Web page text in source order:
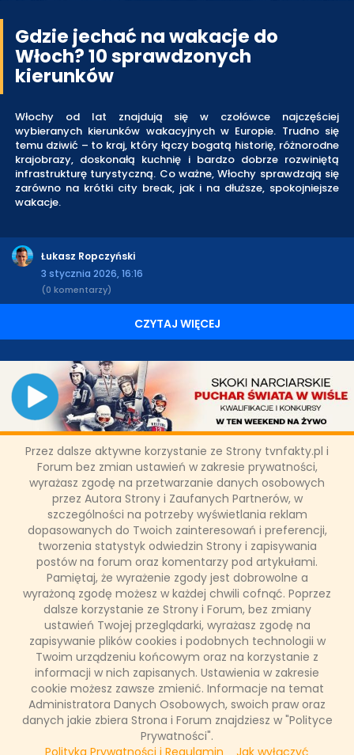
Przez dalsze aktywne korzystanie ze Strony tvnfakty.pl i
Forum bez zmian ustawień w zakresie prywatności,
wyrażasz zgodę na przetwarzanie danych osobowych
przez Autora Strony i Zaufanych Partnerów, w
szczególności na potrzeby wyświetlania reklam
dopasowanych do Twoich zainteresowań i preferencji,
tworzenia statystyk odwiedzin Strony i zapisywania
postów na forum oraz komentarzy pod artykułami.
Pamiętaj, że wyrażenie zgody jest dobrowolne a
wyrażoną zgodę możesz w każdej chwili cofnąć. Poprzez
dalsze korzystanie ze Strony i Forum, bez zmiany
ustawień Twojej przeglądarki, wyrażasz zgodę na
zapisywanie plików cookies i podobnych technologii w
Twoim urządzeniu końcowym oraz na korzystanie z
informacji w nich zapisanych. Ustawienia w zakresie
cookie możesz zawsze zmienić. Informacje na temat
Administratora Danych Osobowych, swoich praw oraz
danych jakie zbiera Strona i Forum znajdziesz w "Polityce
Prywatności".
Polityka Prywatności i Regulamin
Jak wyłączyć
Gdzie jechać na wakacje do
Włoch? 10 sprawdzonych
kierunków
Włochy od lat znajdują się w czołówce najczęściej
wybieranych kierunków wakacyjnych w Europie. Trudno się
temu dziwić – to kraj, który łączy bogatą historię, różnorodne
krajobrazy, doskonałą kuchnię i bardzo dobrze rozwiniętą
infrastrukturę turystyczną. Co ważne, Włochy sprawdzają się
zarówno na krótki city break, jak i na dłuższe, spokojniejsze
wakacje.
Łukasz Ropczyński
3 stycznia 2026, 16:16
(0 komentarzy)
CZYTAJ WIĘCEJ
Puchar Świata w Wiśle w
Eurosporcie 1, HBO Max i Playerze
Po zawodach w Norwegii, Szwecji i Finlandii rywalizacja w
Pucharze Świata w skokach narciarskich przenosi się do Polski.
Od czwartku czekają nas pasjonujące zawody na skoczni im.
Adama Małysza w Wiśle. Transmisje kwalifikacji i konkursów
mężczyzn w Eurosporcie 1, HBO Max i Playerze, a zawodów
kobiet w Eurosporcie 2, HBO Max i Playerze.
Łukasz Ropczyński
4 grudnia 2025, 09:24
(0 komentarzy)
CZYTAJ WIĘCEJ